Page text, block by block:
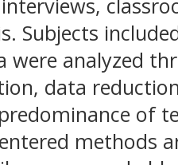
Subjects
were analyzed
data
of
methods